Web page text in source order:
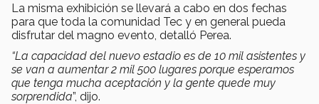
La misma exhibición se llevará a cabo en dos fechas
para que toda la comunidad Tec y en general pueda
disfrutar del magno evento, detalló Perea.
“La capacidad del nuevo estadio es de 10 mil asistentes y
se van a aumentar 2 mil 500 lugares porque esperamos
que tenga mucha aceptación y la gente quede muy
sorprendida”, dijo.